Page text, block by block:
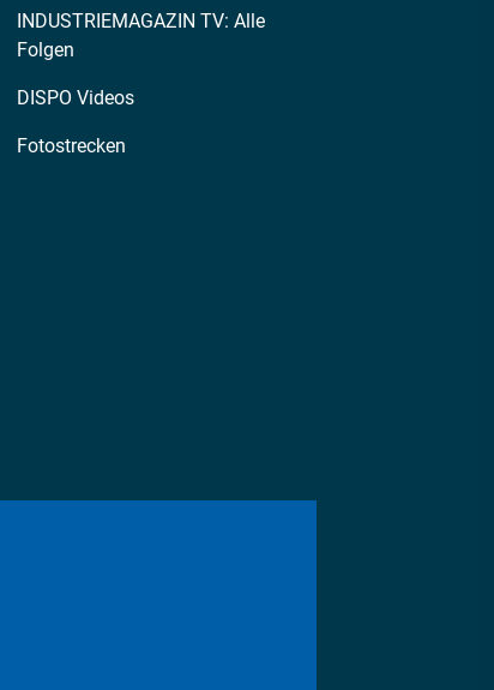
INDUSTRIEMAGAZIN TV: Alle
Folgen
DISPO Videos
Fotostrecken